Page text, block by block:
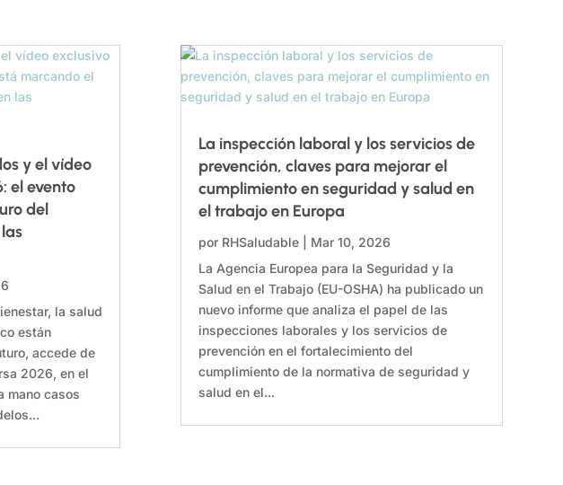
y el vídeo
el evento
del
la salud
están
accede de
2026, en el
mano casos
La inspección laboral y los servicios de
prevención, claves para mejorar el
cumplimiento en seguridad y salud en
el trabajo en Europa
por RHSaludable| Mar 10, 2026
La Agencia Europea para la Seguridad y la
Salud en el Trabajo (EU-OSHA) ha publicado un
nuevo informe que analiza el papel de las
inspecciones laborales y los servicios de
prevención en el fortalecimiento del
cumplimiento de la normativa de seguridad y
salud en el...